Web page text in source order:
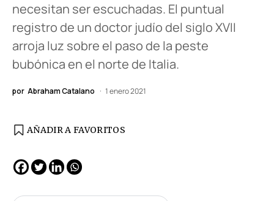
necesitan ser escuchadas. El puntual
registro de un doctor judío del siglo XVII
arroja luz sobre el paso de la peste
bubónica en el norte de Italia.
por Abraham Catalano 1 enero 2021
AÑADIR A FAVORITOS